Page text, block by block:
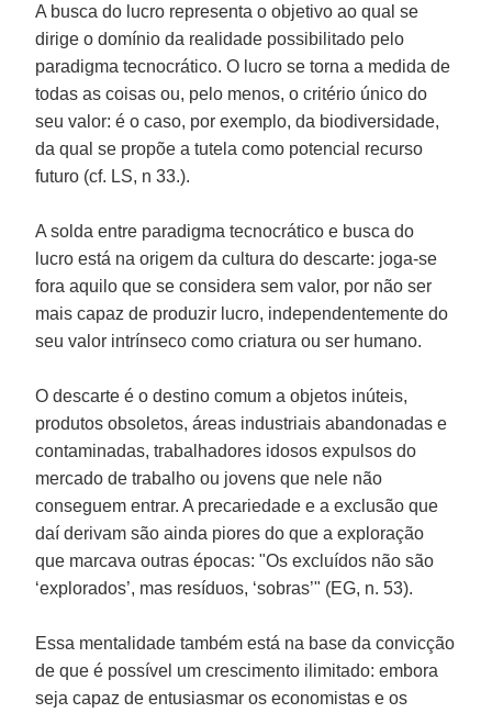
A busca do lucro representa o objetivo ao qual se
dirige o domínio da realidade possibilitado pelo
paradigma tecnocrático. O lucro se torna a medida de
todas as coisas ou, pelo menos, o critério único do
seu valor: é o caso, por exemplo, da biodiversidade,
da qual se propõe a tutela como potencial recurso
futuro (cf. LS, n 33.).
A solda entre paradigma tecnocrático e busca do
lucro está na origem da cultura do descarte: joga-se
fora aquilo que se considera sem valor, por não ser
mais capaz de produzir lucro, independentemente do
seu valor intrínseco como criatura ou ser humano.
O descarte é o destino comum a objetos inúteis,
produtos obsoletos, áreas industriais abandonadas e
contaminadas, trabalhadores idosos expulsos do
mercado de trabalho ou jovens que nele não
conseguem entrar. A precariedade e a exclusão que
daí derivam são ainda piores do que a exploração
que marcava outras épocas: "Os excluídos não são
‘explorados’, mas resíduos, ‘sobras’" (EG, n. 53).
Essa mentalidade também está na base da convicção
de que é possível um crescimento ilimitado: embora
seja capaz de entusiasmar os economistas e os